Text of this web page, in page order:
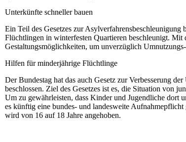
Unterkünfte schneller bauen
Ein Teil des Gesetzes zur
Flüchtlingen in winterfesten Quartieren beschleunigt. Mit
Gestaltungsmöglichkeiten, um unverzüglich
Hilfen für minderjährige Flüchtlinge
Der Bundestag hat das auch Gesetz zur Verbesserung
beschlossen. Ziel des Gesetzes ist es, die Situation von
Um zu gewährleisten, dass Kinder und Jugendliche dort
es künftig eine bundes- und landesweite
wird von 16 auf 18 Jahre angehoben.